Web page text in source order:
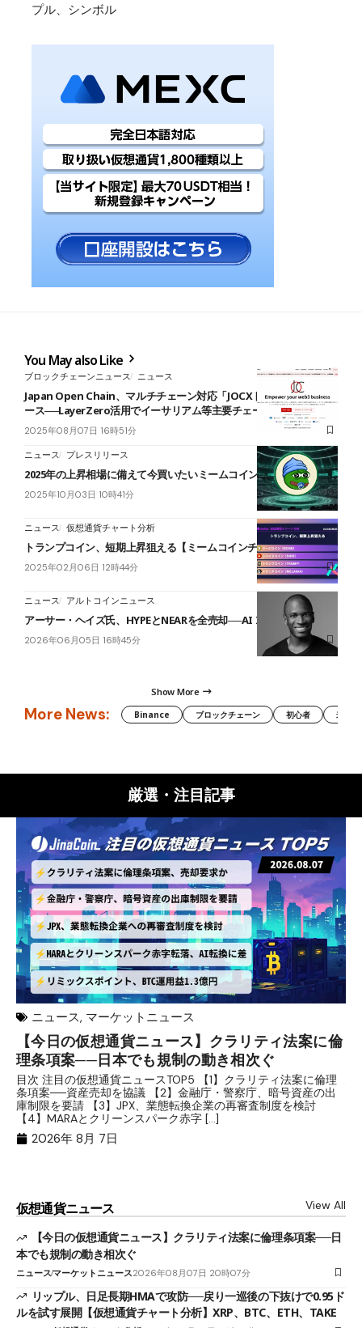
プル、シンボル
You May also Like
ブロックチェーンニュース ニュース
Japan Open Chain、マルチチェーン対応「JOCXトークン」をリリ
ース──LayerZero活用でイーサリアム等主要チェーンに対応
2025年08月07日 16時51分
ニュース プレスリリース
2025年の上昇相場に備えて今買いたいミームコイン3選
2025年10月03日 10時41分
ニュース 仮想通貨チャート分析
トランプコイン、短期上昇狙える【ミームコインチャート分析】
2025年02月06日 12時44分
ニュース アルトコインニュース
アーサー・ヘイズ氏、HYPEとNEARを全売却──AI IPOを警戒
2026年06月05日 16時45分
Show More
More News: Binance ブロックチェーン 初心者 米国
厳選・注目記事
ニュース, マーケットニュース
【今日の仮想通貨ニュース】クラリティ法案に倫
理条項案──日本でも規制の動き相次ぐ
目次 注目の仮想通貨ニュースTOP5 【1】クラリティ法案に倫理
条項案──資産売却を協議 【2】金融庁・警察庁、暗号資産の出
庫制限を要請 【3】JPX、業態転換企業の再審査制度を検討
【4】MARAとクリーンスパーク赤字 […]
2026年 8月 7日
仮想通貨ニュース View All
【今日の仮想通貨ニュース】クラリティ法案に倫理条項案──日
本でも規制の動き相次ぐ
ニュースマーケットニュース2026年08月07日 20時07分
リップル、日足長期HMAで攻防──戻り一巡後の下抜けで0.95ド
ルを試す展開【仮想通貨チャート分析】XRP、BTC、ETH、TAKE